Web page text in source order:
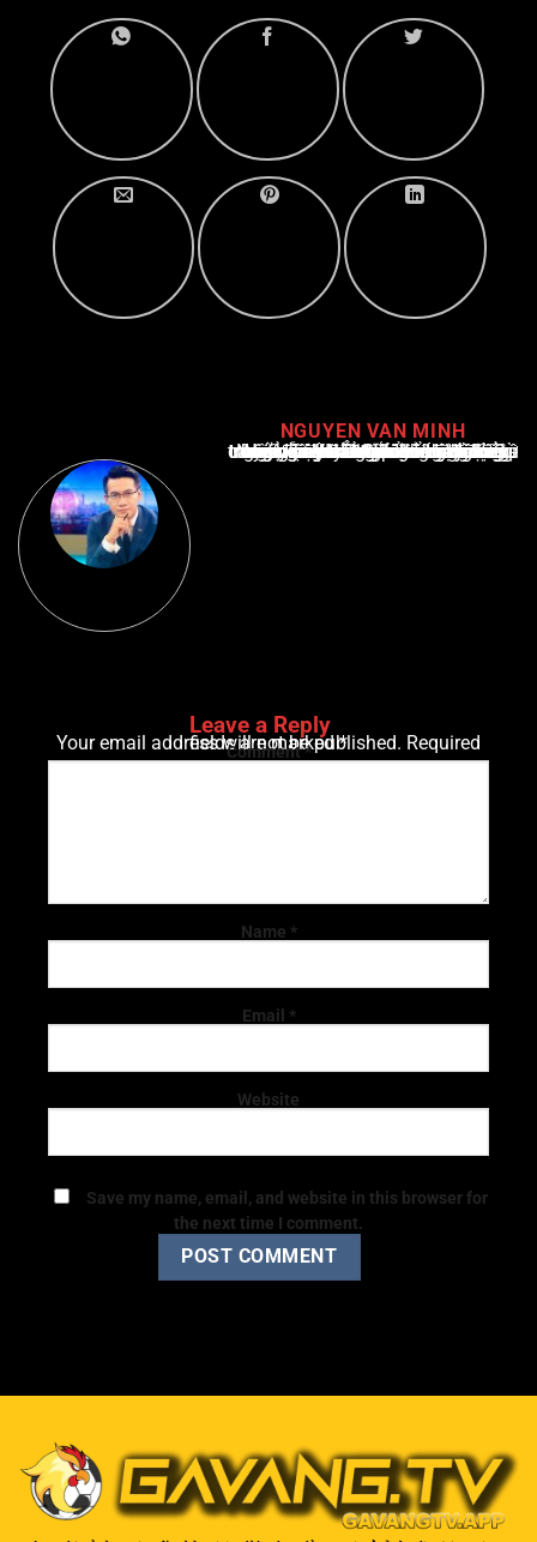
NGUYEN VAN MINH
Nguyễn Văn Minh là một trong những chuyên gia hàng đầu về báo cáo tin tức thể thao tại Việt Nam, với hơn 10 năm hoạt động trong ngành. Ông có kiến thức sâu rộng và kinh nghiệm đáng kể trong việc phân tích và báo cáo về các sự kiện thể thao hàng đầu. Sự hiểu biết sâu sắc của ông về ngành này đã giúp ông xây dựng uy tín và danh tiếng trong cộng đồng báo chí thể thao.
Leave a Reply
Your email address will not be published.
Required fields are marked*
Comment*
Name *
Email *
Website
Save my name, email, and website in this browser for
the next time I comment.